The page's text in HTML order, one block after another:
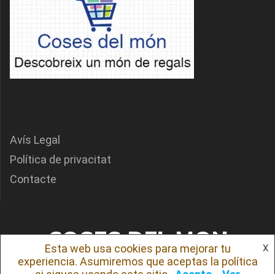
Avís Legal
Política de privacitat
Contacte
COSES DEL MON
© 2026 COSES DEL MON. Creado usando WordPress y eltema Mesmerize
Esta web usa cookies para mejorar tu
experiencia. Asumiremos que aceptas la política
X